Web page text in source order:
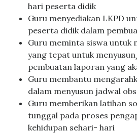
hari peserta didik
Guru menyediakan LKPD
peserta didik dalam
Guru meminta siswa
yang tepat untuk
pembuatan laporan yang
Guru membantu
dalam menyusun jadwal
Guru memberikan latihan
tunggal pada proses
kehidupan sehari- hari